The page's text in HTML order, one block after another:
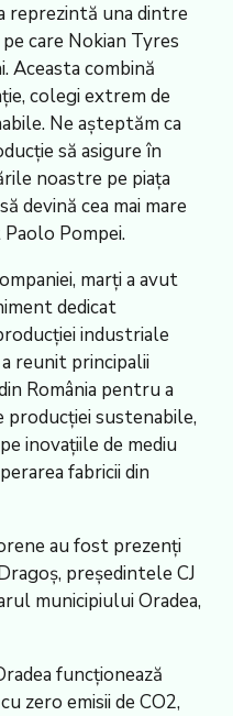
reprezintă una dintre
care Nokian Tyres
Aceasta combină
colegi extrem de
Ne așteptăm ca
să asigure în
noastre pe piața
devină cea mai mare
Paolo Pompei.
marți a avut
dedicat
industriale
reunit principalii
România pentru a
sustenabile,
inovațiile de mediu
fabricii din
au fost prezenți
președintele CJ
municipiului Oradea,
funcționează
zero emisii de CO2,